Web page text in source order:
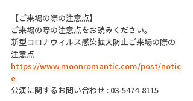
【ご来場の際の注意点】
ご来場の際の注意点をお読みください。
新型コロナウィルス感染拡大防止ご来場の際の
注意点
https://www.moonromantic.com/post/notic
e
公演に関するお問い合わせ : 03-5474-8115